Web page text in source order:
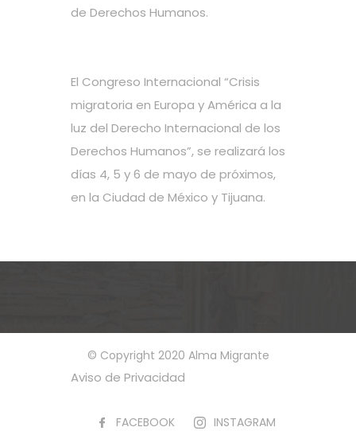
de Derechos Humanos.
El Congreso Internacional “Crisis
migratoria en Europa y América a la
luz del Derecho Internacional de los
Derechos Humanos”, se realizará los
días 4, 5 y 6 de mayo de próximos,
en la Ciudad de México y Tijuana.
© Copyright 2020 Alma Migrante
Aviso de Privacidad
FACEBOOK INSTAGRAM